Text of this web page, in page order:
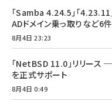
「Samba 4.24.5」「
ADドメイン乗っ取りなど6
8月4日 23:23
「NetBSD 11.0」リリース
を正式サポート
8月4日 0:49